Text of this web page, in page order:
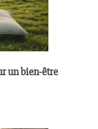
un bien-être